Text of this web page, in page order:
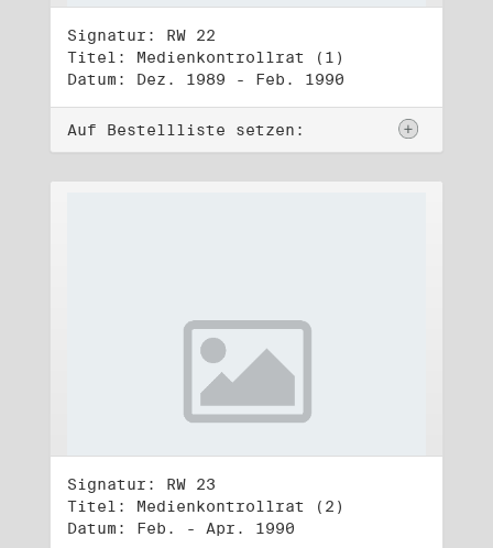
Signatur: RW 22
Titel: Medienkontrollrat (1)
Datum: Dez. 1989 - Feb. 1990
Auf Bestellliste setzen:
Signatur: RW 23
Titel: Medienkontrollrat (2)
Datum: Feb. - Apr. 1990